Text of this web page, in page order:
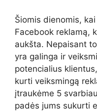
Šiomis dienomis,
Facebook reklamą,
aukšta. Nepaisant
yra galinga ir
potencialius
kurti veiksmingą
įtraukėme 5
padės jums sukurti